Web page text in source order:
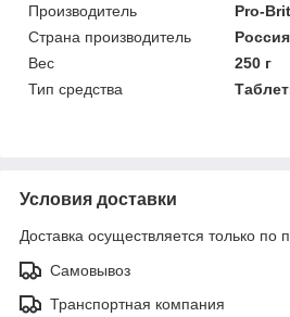
Производитель
Pro-
Страна производитель
Россия
Вес
250 г
Тип средства
Условия доставки
Доставка осуществляется только по
Самовывоз
Транспортная компания